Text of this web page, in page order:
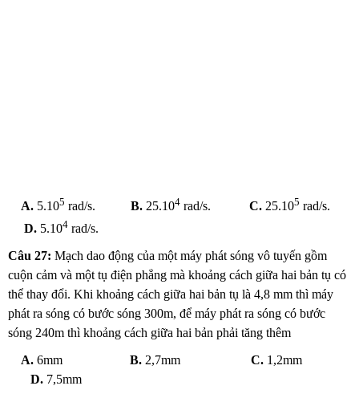
A. 5.105 rad/s. B. 25.104 rad/s. C. 25.105 rad/s.
D. 5.104 rad/s.
Câu 27: Mạch dao động của một máy phát sóng vô tuyến gồm
cuộn cảm và một tụ điện phẳng mà khoảng cách giữa hai bản tụ có
thể thay đổi. Khi khoảng cách giữa hai bản tụ là 4,8 mm thì máy
phát ra sóng có bước sóng 300m, để máy phát ra sóng có bước
sóng 240m thì khoảng cách giữa hai bản phải tăng thêm
A. 6mm B. 2,7mm C. 1,2mm
D. 7,5mm